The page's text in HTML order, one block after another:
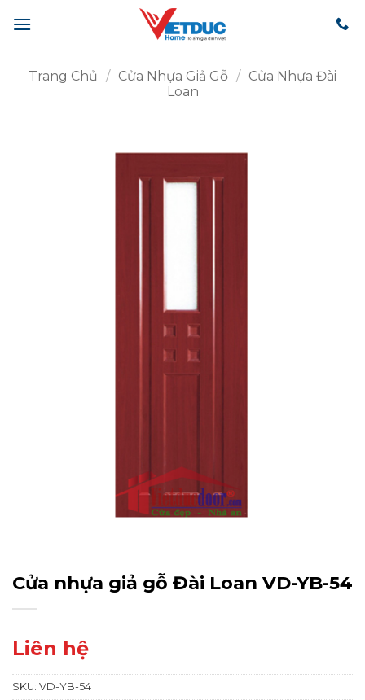
qua
dungTrang Chủ / Cửa Nhựa Giả Gỗ / Cửa Nhựa Đài
Loan
Cửa nhựa giả gỗ Đài Loan VD-YB-54
Liên hệ
SKU: VD-YB-54